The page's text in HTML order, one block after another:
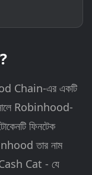
Chain-এর একটি
সালে Robinhood-
ফিনটেক
তার নাম
Cash Cat - যে